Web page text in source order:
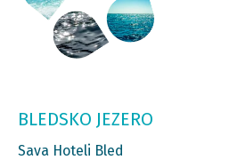
BLEDSKO JEZERO
Sava Hoteli Bled